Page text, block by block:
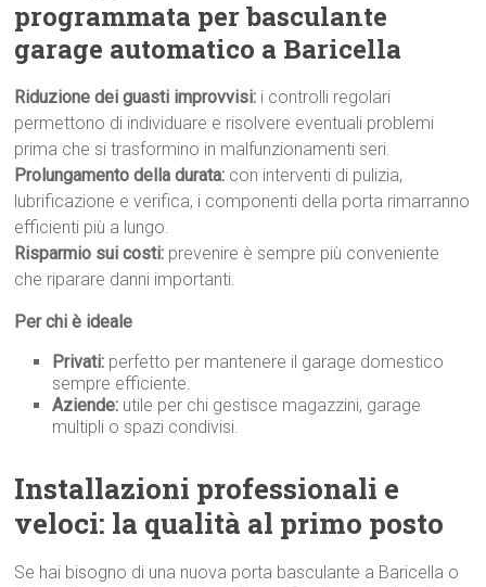
programmata per basculante
garage automatico a Baricella
Riduzione dei guasti improvvisi: i controlli regolari
permettono di individuare e risolvere eventuali problemi
prima che si trasformino in malfunzionamenti seri.
Prolungamento della durata: con interventi di pulizia,
lubrificazione e verifica, i componenti della porta rimarranno
efficienti più a lungo.
Risparmio sui costi: prevenire è sempre più conveniente
che riparare danni importanti.
Per chi è ideale
Privati: perfetto per mantenere il garage domestico
sempre efficiente.
Aziende: utile per chi gestisce magazzini, garage
multipli o spazi condivisi.
Installazioni professionali e
veloci: la qualità al primo posto
Se hai bisogno di una nuova porta basculante a Baricella o